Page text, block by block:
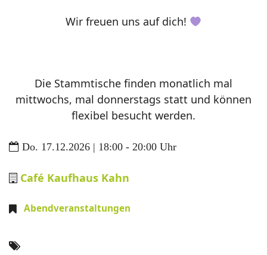
Wir freuen uns auf dich!
Die Stammtische finden monatlich mal
mittwochs, mal donnerstags statt und können
flexibel besucht werden.
Do. 17.12.2026 | 18:00 - 20:00 Uhr
Café Kaufhaus Kahn
Abendveranstaltungen